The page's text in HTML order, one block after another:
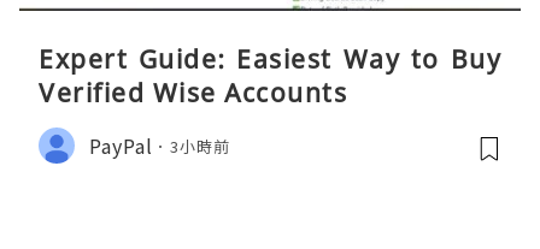
Expert Guide: Easiest Way to Buy
Verified Wise Accounts
PayPal 3小時前